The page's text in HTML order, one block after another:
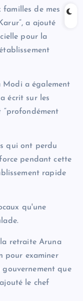
familles de mes
a ajouté
pour la
Modi a également
écrit sur les
“profondément
qui ont perdu
pendant cette
rapide
qu'une
retraite Aruna
pour examiner
que
le chef